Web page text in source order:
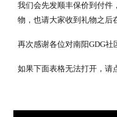
我们会先发顺丰保价到付件
物，也请大家收到礼物之后
再次感谢各位对南阳GDG社
如果下面表格无法打开，请